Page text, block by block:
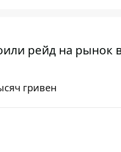
рейд на рынок
гривен